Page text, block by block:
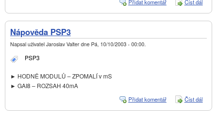
Číst dál
AMiT
Přidat komentář
Nápověda PSP3
Napsal uživatel Jaroslav Valter dne Pá, 10/10/2003 - 00:00
PSP3
► HODNĚ MODULŮ – ZPOMALÍ v mS
► GAI8 – ROZSAH 40mA
Číst dál
PSP3
Přidat komentář